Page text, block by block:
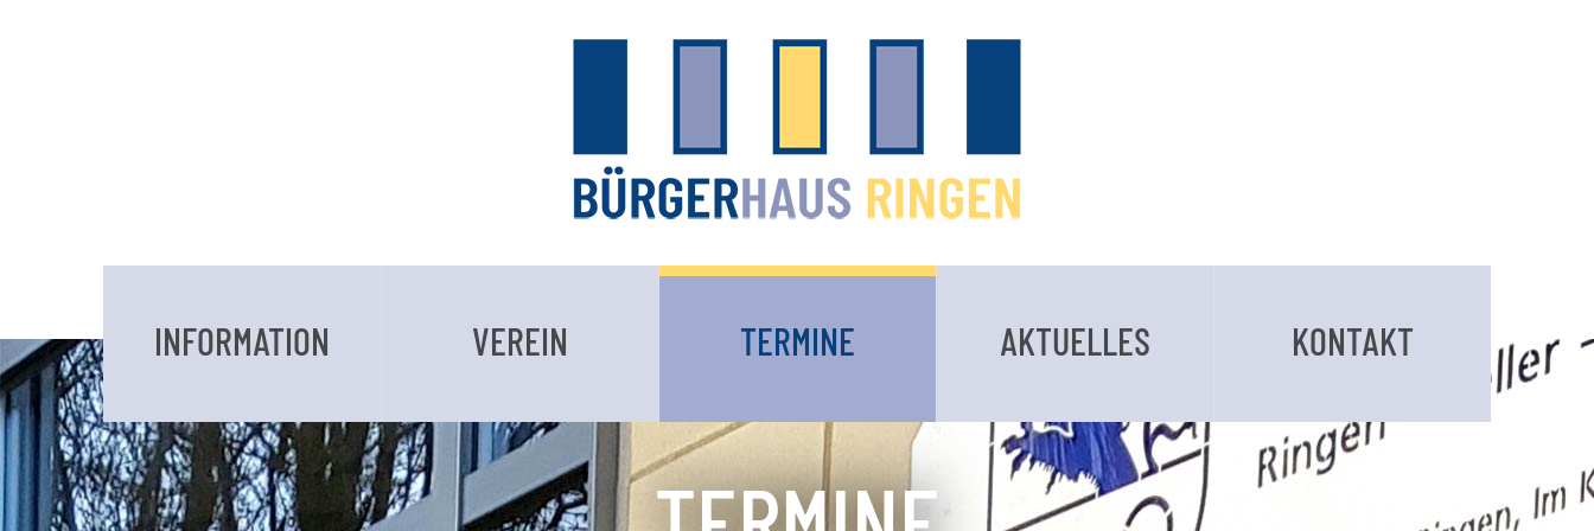
INFORMATION
DATEN UND FAKTEN
VEREIN
VORSTAND
TERMINE AKTUELLES KONTAKT
BUCHUNGSANFRAGE